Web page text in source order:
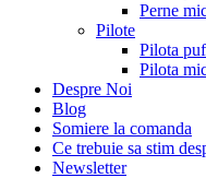
Perne
Pilote
Pilota
Pilota
Despre Noi
Blog
Somiere la comanda
Ce trebuie sa stim
Newsletter